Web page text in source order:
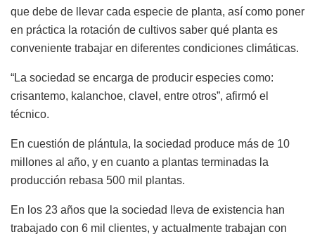
que debe de llevar cada especie de planta, así como poner
en práctica la rotación de cultivos saber qué planta es
conveniente trabajar en diferentes condiciones climáticas.
“La sociedad se encarga de producir especies como:
crisantemo, kalanchoe, clavel, entre otros”, afirmó el
técnico.
En cuestión de plántula, la sociedad produce más de 10
millones al año, y en cuanto a plantas terminadas la
producción rebasa 500 mil plantas.
En los 23 años que la sociedad lleva de existencia han
trabajado con 6 mil clientes, y actualmente trabajan con